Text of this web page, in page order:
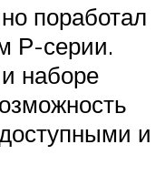
поработал
Р-серии.
наборе
и